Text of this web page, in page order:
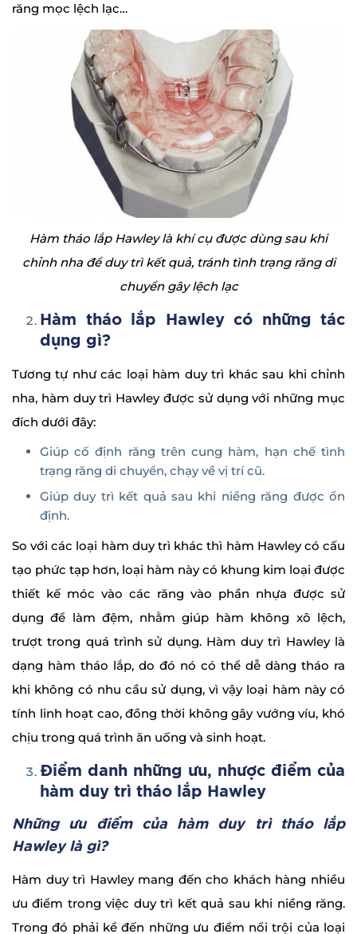
răng mọc lệch lạc…
Hàm tháo lắp Hawley là khí cụ được dùng sau khi
chỉnh nha để duy trì kết quả, tránh tình trạng răng di
chuyển gây lệch lạc
Hàm tháo lắp Hawley có những tác
dụng gì?
Tương tự như các loại hàm duy trì khác sau khi chỉnh
nha, hàm duy trì Hawley được sử dụng với những mục
đích dưới đây:
Giúp cố định răng trên cung hàm, hạn chế tình
trạng răng di chuyển, chạy về vị trí cũ.
Giúp duy trì kết quả sau khi niềng răng được ổn
định.
So với các loại hàm duy trì khác thì hàm Hawley có cấu
tạo phức tạp hơn, loại hàm này có khung kim loại được
thiết kế móc vào các răng vào phần nhựa được sử
dụng để làm đệm, nhằm giúp hàm không xô lệch,
trượt trong quá trình sử dụng. Hàm duy trì Hawley là
dạng hàm tháo lắp, do đó nó có thể dễ dàng tháo ra
khi không có nhu cầu sử dụng, vì vậy loại hàm này có
tính linh hoạt cao, đồng thời không gây vướng víu, khó
chịu trong quá trình ăn uống và sinh hoạt.
Điểm danh những ưu, nhược điểm của
hàm duy trì tháo lắp Hawley
Những ưu điểm của hàm duy trì tháo lắp
Hawley là gì?
Hàm duy trì Hawley mang đến cho khách hàng nhiều
ưu điểm trong việc duy trì kết quả sau khi niềng răng.
Trong đó phải kể đến những ưu điểm nổi trội của loại